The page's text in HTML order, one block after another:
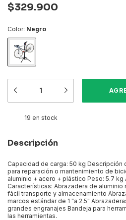
$329.900
Color: Negro
19 en stock
Descripción
Capacidad de carga: 50 kg Descripción
para reparación o mantenimiento de
aluminio + acero + plástico Peso: 5.7 kg
Características: Abrazadera de
fácil transporte y almacenamiento
marcos estándar de 1 "a 2.5"
grandes engranajes Bandeja para
las herramientas.